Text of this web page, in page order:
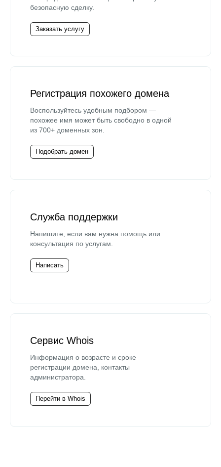
безопасную сделку.
Заказать услугу
Регистрация похожего домена
Воспользуйтесь удобным подбором —
похожее имя может быть свободно в одной
из 700+ доменных зон.
Подобрать домен
Служба поддержки
Напишите, если вам нужна помощь или
консультация по услугам.
Написать
Сервис Whois
Информация о возрасте и сроке
регистрации домена, контакты
администратора.
Перейти в Whois